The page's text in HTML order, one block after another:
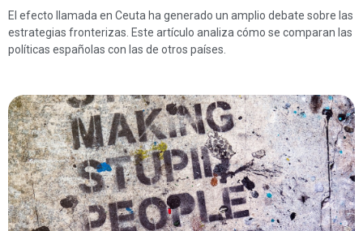
El efecto llamada en Ceuta ha generado un amplio debate sobre las
estrategias fronterizas. Este artículo analiza cómo se comparan las
políticas españolas con las de otros países.